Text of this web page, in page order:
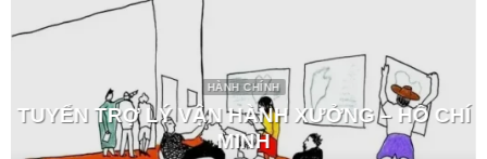
HÀNH CHÍNH
TUYỂN TRỢ LÝ VẬN HÀNH XƯỞNG – HỒ CHÍ
MINH